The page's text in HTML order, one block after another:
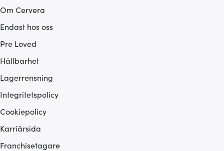
Om Cervera
Endast hos oss
Pre Loved
Hållbarhet
Lagerrensning
Integritetspolicy
Cookiepolicy
Karriärsida
Franchisetagare